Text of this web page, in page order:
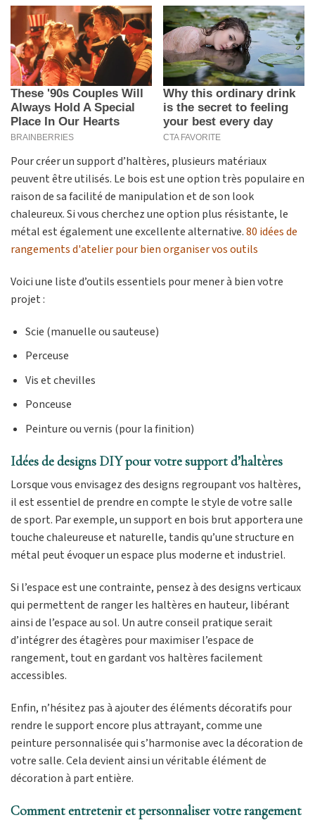
Pour créer un support d’haltères, plusieurs matériaux
peuvent être utilisés. Le bois est une option très populaire en
raison de sa facilité de manipulation et de son look
chaleureux. Si vous cherchez une option plus résistante, le
métal est également une excellente alternative.80 idées de
rangements d'atelier pour bien organiser vos outils
Voici une liste d’outils essentiels pour mener à bien votre
projet :
Scie (manuelle ou sauteuse)
Perceuse
Vis et chevilles
Ponceuse
Peinture ou vernis (pour la finition)
Idées de designs DIY pour votre support d’haltères
Lorsque vous envisagez des designs regroupant vos haltères,
il est essentiel de prendre en compte le style de votre salle
de sport. Par exemple, un support en bois brut apportera une
touche chaleureuse et naturelle, tandis qu’une structure en
métal peut évoquer un espace plus moderne et industriel.
Si l’espace est une contrainte, pensez à des designs verticaux
qui permettent de ranger les haltères en hauteur, libérant
ainsi de l’espace au sol. Un autre conseil pratique serait
d’intégrer des étagères pour maximiser l’espace de
rangement, tout en gardant vos haltères facilement
accessibles.
Enfin, n’hésitez pas à ajouter des éléments décoratifs pour
rendre le support encore plus attrayant, comme une
peinture personnalisée qui s’harmonise avec la décoration de
votre salle. Cela devient ainsi un véritable élément de
décoration à part entière.
Comment entretenir et personnaliser votre rangement